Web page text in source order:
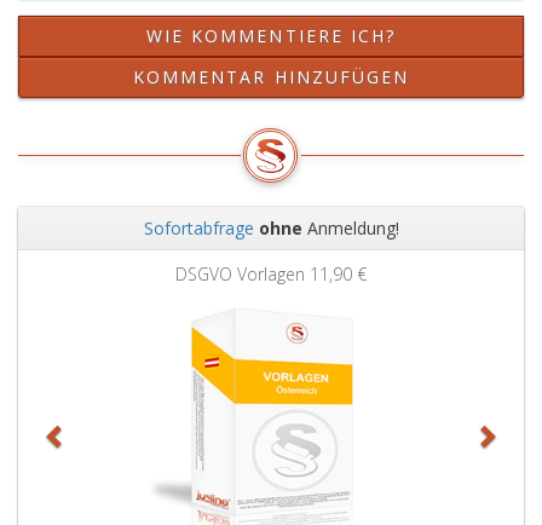
WIE KOMMENTIERE ICH?
KOMMENTAR HINZUFÜGEN
Sofortabfrage ohne Anmeldung!
DSGVO Vorlagen 11,90 €